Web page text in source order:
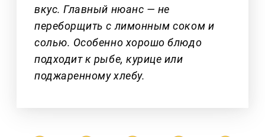
вкус. Главный нюанс — не
переборщить с лимонным соком и
солью. Особенно хорошо блюдо
подходит к рыбе, курице или
поджаренному хлебу.